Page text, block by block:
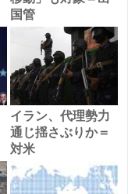
国管
イラン、代理勢力
通じ揺さぶりか＝
対米